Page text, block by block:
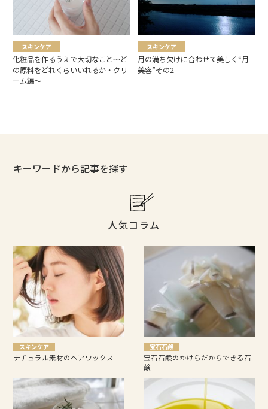
スキンケア
化粧品を作るうえで大切なこと～ど
の原料をどれくらいいれるか・クリ
ーム編～
スキンケア
月の満ち欠けに合わせて美しく“月
美容”その2
キーワードから記事を探す
人気コラム
スキンケア
ナチュラル素材のヘアワックス
宝石石鹸
宝石石鹸のかけらだからできる石
鹸